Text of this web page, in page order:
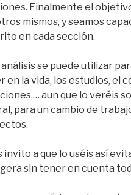
Finalmente el
mismos, y seamos
en cada sección.
se puede utilizar
en la vida, los estudios, el
aun que lo veréis
para un cambio de
invito a que lo uséis así
sin tener en cuenta